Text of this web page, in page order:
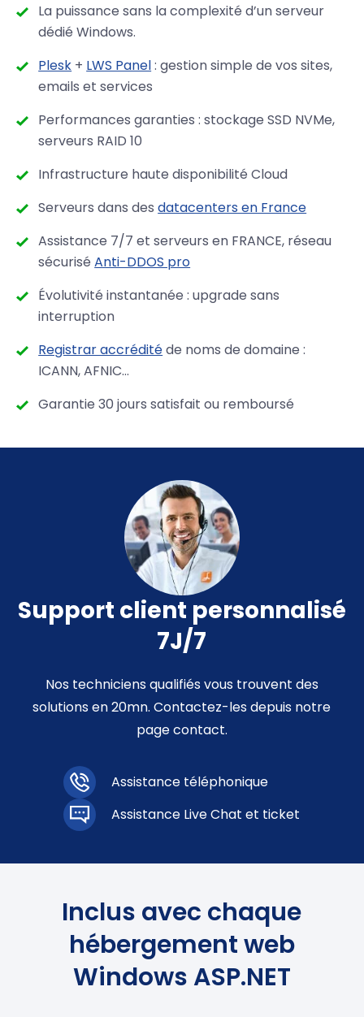
La puissance sans la complexité d’un serveur
dédié Windows.
Plesk + LWS Panel: gestion simple de vos sites,
emails et services
Performances garanties : stockage SSD NVMe,
serveurs RAID 10
Infrastructure haute disponibilité Cloud
Serveurs dans desdatacenters en France
Assistance 7/7 et serveurs en FRANCE, réseau
sécuriséAnti-DDOS pro
Évolutivité instantanée : upgrade sans
interruption
Registrar accréditéde noms de domaine :
ICANN, AFNIC…
Garantie 30 jours satisfait ou remboursé
Support client personnalisé
7J/7
Nos techniciens qualifiés vous trouvent des
solutions en 20mn. Contactez-les depuis notre
page contact.
Assistance téléphonique
Assistance Live Chat et ticket
Inclus avec chaque
hébergement web
Windows ASP.NET